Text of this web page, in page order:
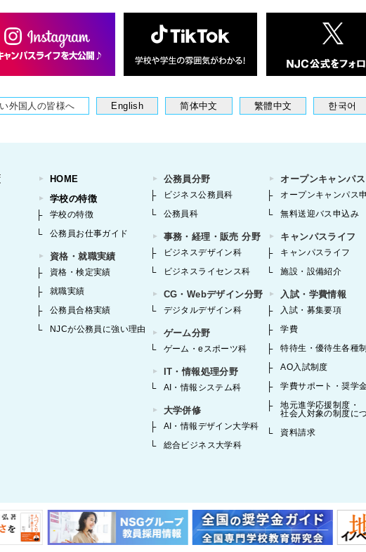
外国人の皆様へ English 简体中文 繁體中文 한국어
HOME
学校の特徴
学校の特徴
公務員お仕事ガイド
資格・就職実績
資格・検定実績
就職実績
公務員合格実績
NJCが公務員に強い理由
公務員分野
ビジネス公務員科
公務員科
事務・経理・販売 分野
ビジネスデザイン科
ビジネスライセンス科
CG・Webデザイン分野
デジタルデザイン科
ゲーム分野
ゲーム・eスポーツ科
IT・情報処理分野
AI・情報システム科
大学併修
AI・情報デザイン大学科
総合ビジネス大学科
オープンキャンパス
オープンキャンパス
無料送迎バス申込み
キャンパスライフ
キャンパスライフ
施設・設備紹介
入試・学費情報
入試・募集要項
学費
特待生・優待生各種
AO入試制度
学費サポート・奨学
地元進学応援制度・
社会人対象の制度に
資料請求